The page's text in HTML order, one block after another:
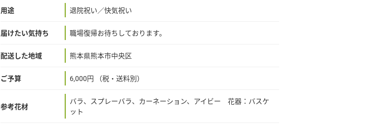
用途 退院祝い／快気祝い
届けたい気持ち 職場復帰お待ちしております。
配送した地域 熊本県熊本市中央区
ご予算 6,000円 （税・送料別）
参考花材
バラ、スプレーバラ、カーネーション、アイビー 花器：バスケ
ット